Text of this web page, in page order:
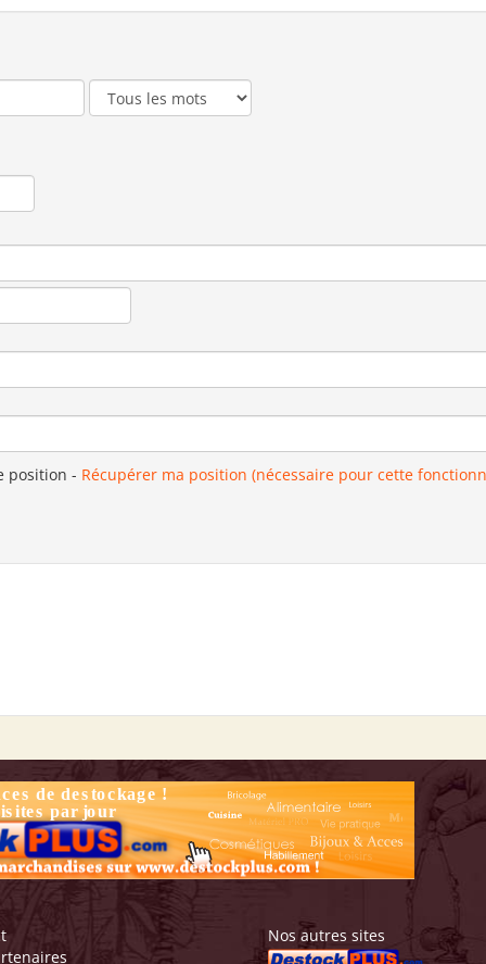
position - Récupérer ma position (nécessaire pour cette
Nos autres sites